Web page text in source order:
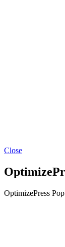
Close
OptimizePress